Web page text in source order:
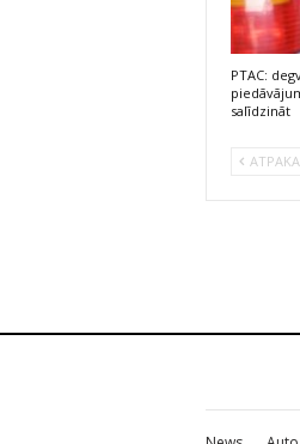
PTAC:
salīdzināt